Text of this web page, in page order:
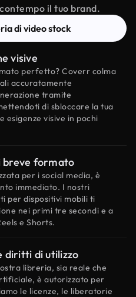
il tuo brand.
di video stock
visive
perfetto? Coverr colma
accuratamente
tramite
di sbloccare la tua
esigenze visive in pochi
breve formato
per i social media, è
immediato. I nostri
per dispositivi mobili ti
nei primi tre secondi e a
e Shorts.
diritti di utilizzo
libreria, sia reale che
è autorizzato per
le licenze, le liberatorie